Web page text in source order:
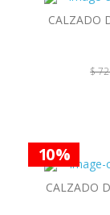
CALZADO
$
10 %
CALZADO